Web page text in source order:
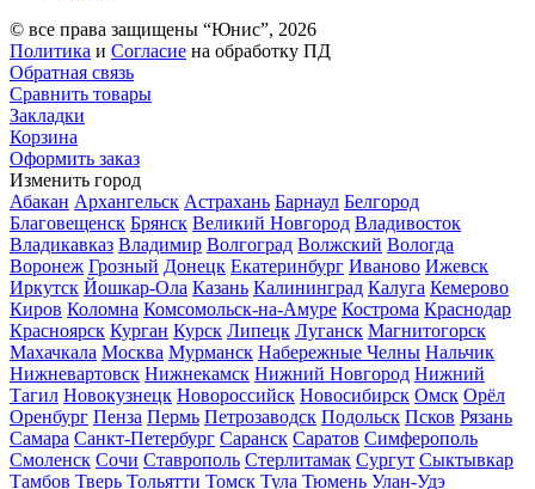
© все права защищены “Юнис”, 2026
Политика и Согласие на обработку ПД
Обратная связь
Сравнить товары
Закладки
Корзина
Оформить заказ
Изменить город
Абакан Архангельск Астрахань Барнаул Белгород
Благовещенск Брянск Великий Новгород Владивосток
Владикавказ Владимир Волгоград Волжский Вологда
Воронеж Грозный Донецк Екатеринбург Иваново Ижевск
Иркутск Йошкар-Ола Казань Калининград Калуга Кемерово
Киров Коломна Комсомольск-на-Амуре Кострома Краснодар
Красноярск Курган Курск Липецк Луганск Магнитогорск
Махачкала Москва Мурманск Набережные Челны Нальчик
Нижневартовск Нижнекамск Нижний Новгород Нижний
Тагил Новокузнецк Новороссийск Новосибирск Омск Орёл
Оренбург Пенза Пермь Петрозаводск Подольск Псков Рязань
Самара Санкт-Петербург Саранск Саратов Симферополь
Смоленск Сочи Ставрополь Стерлитамак Сургут Сыктывкар
Тамбов Тверь Тольятти Томск Тула Тюмень Улан-Удэ